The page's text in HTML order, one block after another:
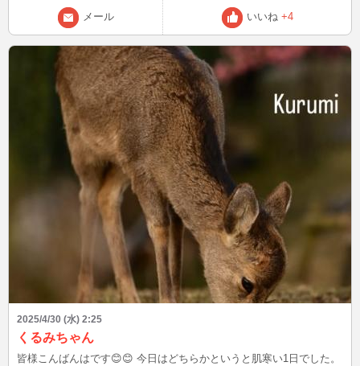
する時にまとめてみる感じになります。 もちろん、ポイ活してるだ
けなのでお邪魔とか思わず繋げてください。 お気遣いなさらず（＾
＾） 写真はキャラグリの時のものです。 友達の推しともハグしまし
た。 キャラグリの沼感は異常。 ほんと、ピューロが遠くてよかった
よ。 近かったら年パス買って毎日通ってたよ。
メール いいね +4
2025/4/30 (水) 2:25
くるみちゃん
皆様こんばんはです😊😊 今日はどちらかというと肌寒い1日でした。